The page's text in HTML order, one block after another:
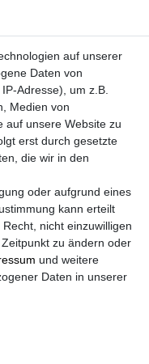
auf unserer
Daten von
Adresse), um z.B.
Medien von
auf unsere Website zu
erst durch gesetzte
die wir in den
oder aufgrund eines
kann erteilt
nicht einzuwilligen
zu ändern oder
und weitere
Daten in unserer